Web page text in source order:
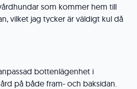
som kommer hem till
vilket jag tycker är väldigt kul då
bottenlägenhet i
på både fram- och baksidan.